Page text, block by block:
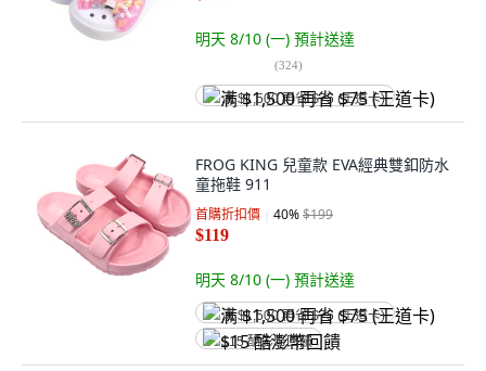
明天 8/10 (一) 預計送達
(324)
满 $1,500 再省 $75 (王道卡)
FROG KING 兒童款 EVA經典雙釦防水
童拖鞋 911
首購折扣價 40%$199
$119
明天 8/10 (一) 預計送達
满 $1,500 再省 $75 (王道卡)
$15 酷澎幣回饋